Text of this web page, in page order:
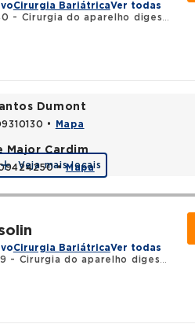
Cirurgia BariátricaVer todas
- Cirurgia do aparelho digestivo
Dumont
• Mapa
Major Cardim
09424250 •Mapa
Veja mais locais
Cirurgia BariátricaVer todas
- Cirurgia do aparelho digestivo